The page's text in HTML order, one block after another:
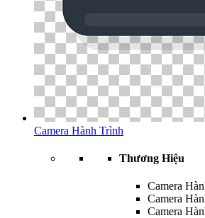
Camera Hành Trình
Thương Hiệu
Camera
Camera
Camera